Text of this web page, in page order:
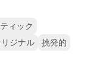
ィック
リジナル
挑発的